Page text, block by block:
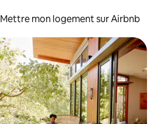
Mettre mon logement sur Airbnb